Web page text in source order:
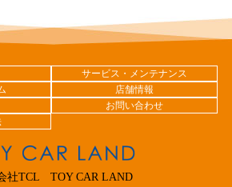
サービス・メンテナンス
店舗情報
お問い合わせ
社TCL TOY CAR LAND